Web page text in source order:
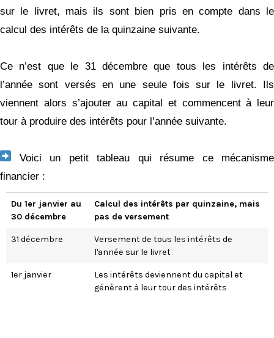
sur le livret, mais ils sont bien pris en compte dans le
calcul des intérêts de la quinzaine suivante.
Ce n’est que le 31 décembre que tous les intérêts de
l’année sont versés en une seule fois sur le livret. Ils
viennent alors s’ajouter au capital et commencent à leur
tour à produire des intérêts pour l’année suivante.
Voici un petit tableau qui résume ce mécanisme
financier :
Du 1er janvier au
30 décembre
Calcul des intérêts par quinzaine, mais
pas de versement
31 décembre
Versement de tous les intérêts de
l'année sur le livret
1er janvier
Les intérêts deviennent du capital et
génèrent à leur tour des intérêts